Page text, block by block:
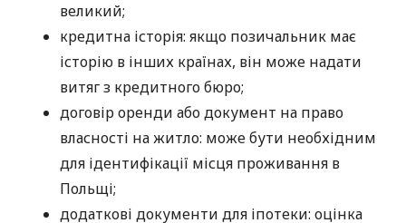
великий;
кредитна історія: якщо позичальник має
історію в інших країнах, він може надати
витяг з кредитного бюро;
договір оренди або документ на право
власності на житло: може бути необхідним
для ідентифікації місця проживання в
Польщі;
додаткові документи для іпотеки: оцінка